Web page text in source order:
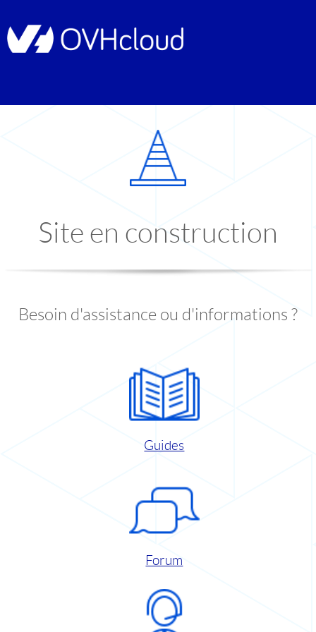
Site en construction
Besoin d'assistance ou d'informations ?
Guides
Forum